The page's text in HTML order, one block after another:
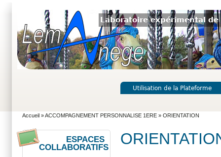
Laboratoire expérimental
Utilisation de la Plateforme
Accueil »ACCOMPAGNEMENT PERSONNALISE 1ERE » ORIENTATION
ESPACES
COLLABORATIFS